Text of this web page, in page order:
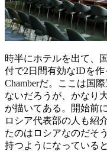
時半にホテルを出て、
付で2日間有効なIDを
Chamberだ。ここは国
ないだろうが、かなり
が描いてある。開始前
ロシア代表部の人も紹
たのはロシアなのだそ
持つようになっている